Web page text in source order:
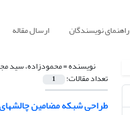
راهنمای نویسندگان ارسال مقاله
نویسنده =محمودزاده، سید
تعداد مقالات: 1
طراحی شبکه مضامین